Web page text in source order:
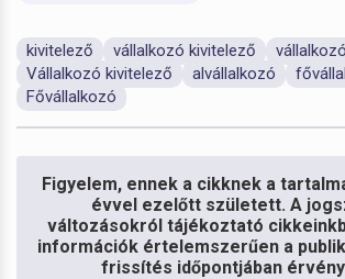
kivitelező vállalkozó kivitelező
vállalkozó
Vállalkozó kivitelező
alvállalkozó
Fővállalkozó
Figyelem, ennek a cikknek a
évvel ezelőtt született. A
változásokról tájékoztató
információk értelemszerűen a
frissítés időpontjában